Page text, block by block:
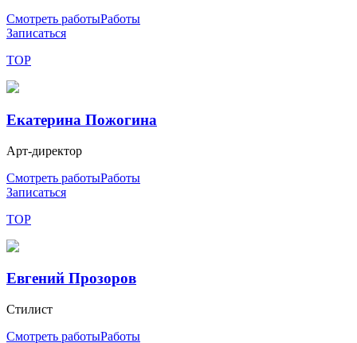
Смотреть работыРаботы
Записаться
TOP
Екатерина Пожогина
Арт-директор
Смотреть работыРаботы
Записаться
TOP
Евгений Прозоров
Стилист
Смотреть работыРаботы